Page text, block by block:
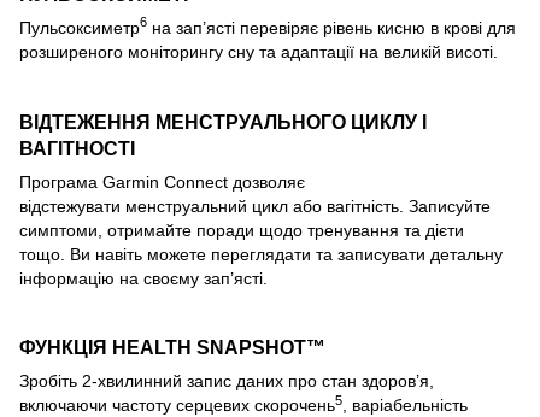
Пульсоксиметр6 на зап’ясті перевіряє рівень кисню в крові для
розширеного моніторингу сну та адаптації на великій висоті.
ВІДТЕЖЕННЯ МЕНСТРУАЛЬНОГО ЦИКЛУ І
ВАГІТНОСТІ
Програма Garmin Connect дозволяє
відстежувати менструальний цикл або вагітність. Записуйте
симптоми, отримайте поради щодо тренування та дієти
тощо. Ви навіть можете переглядати та записувати детальну
інформацію на своєму зап’ясті.
ФУНКЦІЯ HEALTH SNAPSHOT™
Зробіть 2-хвилинний запис даних про стан здоров’я,
включаючи частоту серцевих скорочень5, варіабельність